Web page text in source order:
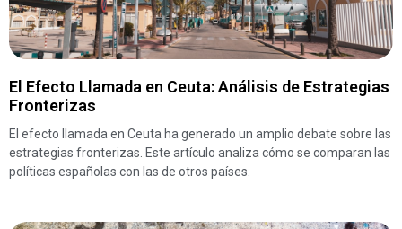
El Efecto Llamada en Ceuta: Análisis de Estrategias
Fronterizas
El efecto llamada en Ceuta ha generado un amplio debate sobre las
estrategias fronterizas. Este artículo analiza cómo se comparan las
políticas españolas con las de otros países.